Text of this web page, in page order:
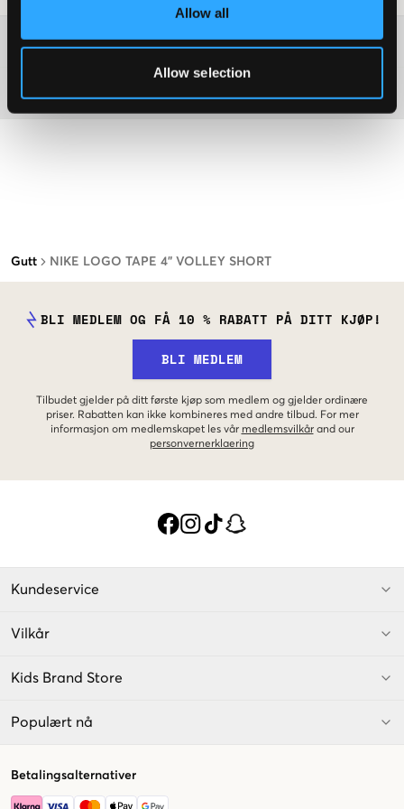
Allow all
Allow selection
Gutt NIKE LOGO TAPE 4" VOLLEY SHORT
Washing advice
Materiale
BLI MEDLEM OG FÅ 10 % RABATT PÅ DITT KJØP!
BLI MEDLEM
Tilbudet gjelder på ditt første kjøp som medlem og gjelder ordinære
priser. Rabatten kan ikke kombineres med andre tilbud. For mer
informasjon om medlemskapet les vår medlemsvilkår and our
personvernerklaering
Kundeservice
Vilkår
Kids Brand Store
Populært nå
Betalingsalternativer